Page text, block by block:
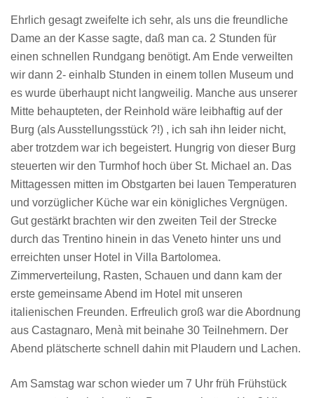
Ehrlich gesagt zweifelte ich sehr, als uns die freundliche
Dame an der Kasse sagte, daß man ca. 2 Stunden für
einen schnellen Rundgang benötigt. Am Ende verweilten
wir dann 2- einhalb Stunden in einem tollen Museum und
es wurde überhaupt nicht langweilig. Manche aus unserer
Mitte behaupteten, der Reinhold wäre leibhaftig auf der
Burg (als Ausstellungsstück ?!) , ich sah ihn leider nicht,
aber trotzdem war ich begeistert. Hungrig von dieser Burg
steuerten wir den Turmhof hoch über St. Michael an. Das
Mittagessen mitten im Obstgarten bei lauen Temperaturen
und vorzüglicher Küche war ein königliches Vergnügen.
Gut gestärkt brachten wir den zweiten Teil der Strecke
durch das Trentino hinein in das Veneto hinter uns und
erreichten unser Hotel in Villa Bartolomea.
Zimmerverteilung, Rasten, Schauen und dann kam der
erste gemeinsame Abend im Hotel mit unseren
italienischen Freunden. Erfreulich groß war die Abordnung
aus Castagnaro, Menà mit beinahe 30 Teilnehmern. Der
Abend plätscherte schnell dahin mit Plaudern und Lachen.
Am Samstag war schon wieder um 7 Uhr früh Frühstück